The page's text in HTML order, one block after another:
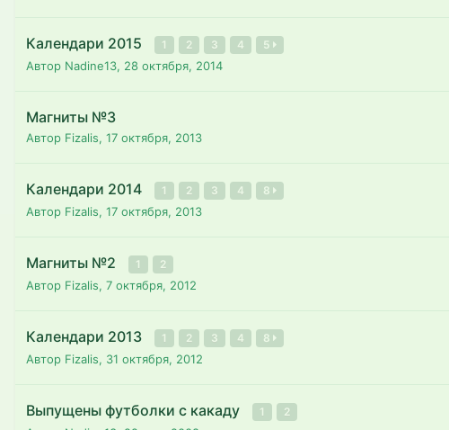
Календари 2015 1 2 3 4 5
Автор Nadine13, 28 октября, 2014
Магниты №3
Автор Fizalis, 17 октября, 2013
Календари 2014 1 2 3 4 8
Автор Fizalis, 17 октября, 2013
Магниты №2 1 2
Автор Fizalis, 7 октября, 2012
Календари 2013 1 2 3 4 8
Автор Fizalis, 31 октября, 2012
Выпущены футболки с какаду 1 2